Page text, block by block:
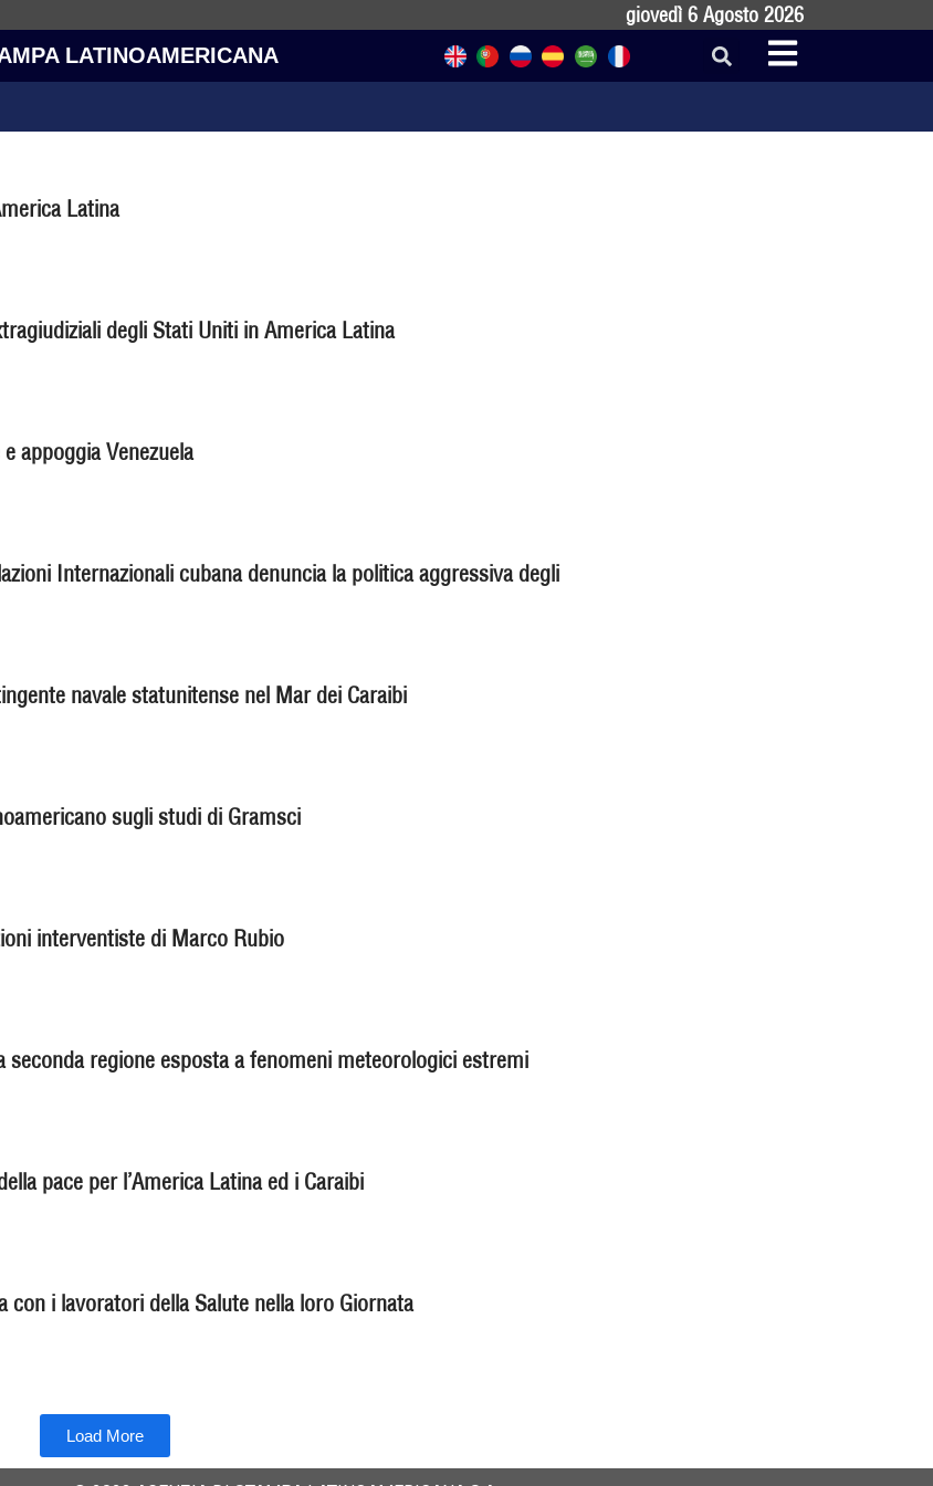
giovedì 6 Agosto 2026
LATINOAMERICANA
Latina
degli Stati Uniti in America Latina
appoggia Venezuela
Internazionali cubana denuncia la politica aggressiva degli
navale statunitense nel Mar dei Caraibi
sugli studi di Gramsci
interventiste di Marco Rubio
seconda regione esposta a fenomeni meteorologici estremi
pace per l’America Latina ed i Caraibi
con i lavoratori della Salute nella loro Giornata
Load More